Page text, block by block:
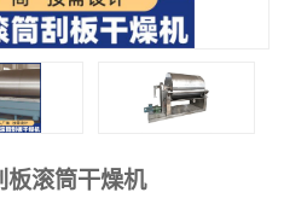
板滚筒干燥机